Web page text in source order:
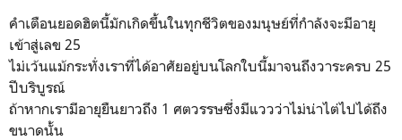
คำเตือนยอดฮิตนี้มักเกิดขึ้นในทุกชีวิตของมนุษย์ที่กำลังจะมีอายุ
เข้าสู่เลข 25
ไม่เว้นแม้กระทั่งเราที่ได้อาศัยอยู่บนโลกใบนี้มาจนถึงวาระครบ 25
ปีบริบูรณ์
ถ้าหากเรามีอายุยืนยาวถึง 1 ศตวรรษซึ่งมีแววว่าไม่น่าไต่ไปได้ถึง
ขนาดนั้น